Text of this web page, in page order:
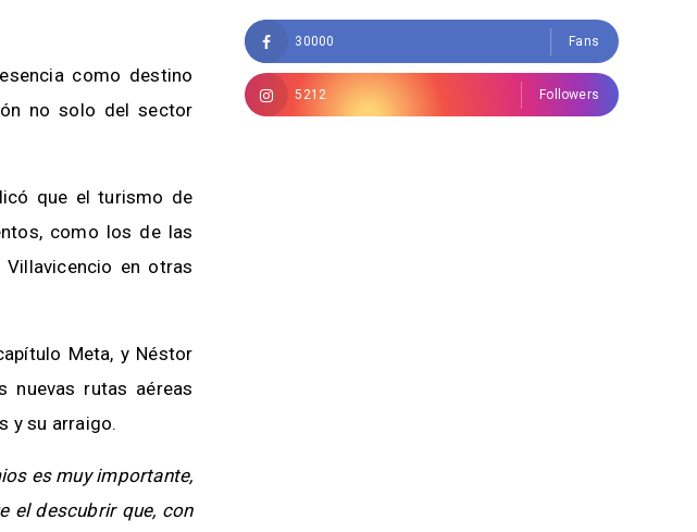
como destino
no solo del sector
que el turismo de
como los de las
en otras
Meta, y Néstor
nuevas rutas aéreas
y su arraigo.
es muy importante,
el descubrir que, con
30000 Fans
5212 Followers